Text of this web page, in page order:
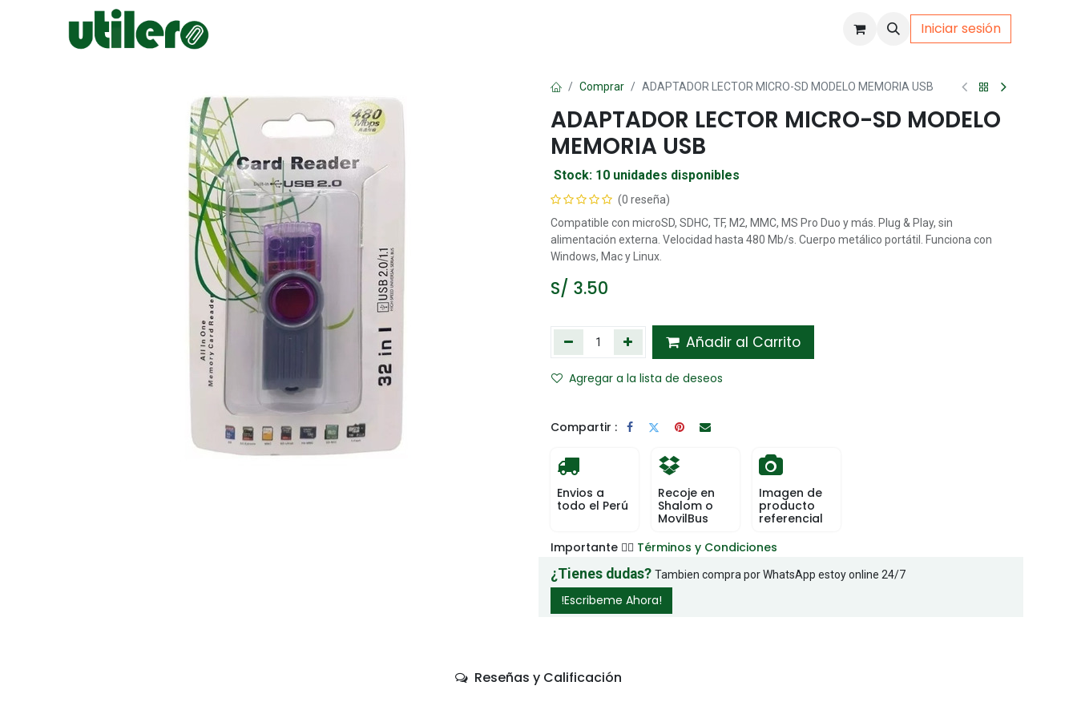
Iniciar sesión
Comprar ADAPTADOR LECTOR MICRO-SD MODELO MEMORIA USB
ADAPTADOR LECTOR MICRO-SD MODELO
MEMORIA USB
Stock: 10 unidades disponibles
(0 reseña)
Compatible con microSD, SDHC, TF, M2, MMC, MS Pro Duo y más. Plug & Play, sin
alimentación externa. Velocidad hasta 480 Mb/s. Cuerpo metálico portátil. Funciona con
Windows, Mac y Linux.
S/ 3.50
Añadir al Carrito
Agregar a la lista de deseos
Compartir :
Envios a
todo el Perú
Recoje en
Shalom o
MovilBus
Imagen de
producto
referencial
Importante 👉🏻 Términos y Condiciones
¿Tienes dudas? Tambien compra por WhatsApp estoy online 24/7
!Escribeme Ahora!
Reseñas y Calificación